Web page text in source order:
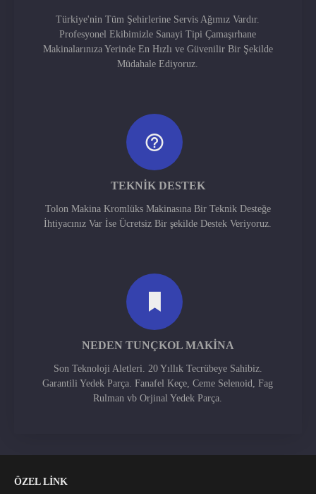
Türkiye'nin Tüm Şehirlerine Servis Ağımız Vardır.
Profesyonel Ekibimizle Sanayi Tipi Çamaşırhane
Makinalarınıza Yerinde En Hızlı ve Güvenilir Bir Şekilde
Müdahale Ediyoruz.
TEKNIK DESTEK
Tolon Makina Kromlüks Makinasına Bir Teknik Desteğe
İhtiyacınız Var İse Ücretsiz Bir şekilde Destek Veriyoruz.
NEDEN TUNÇKOL MAKINA
Son Teknoloji Aletleri. 20 Yıllık Tecrübeye Sahibiz.
Garantili Yedek Parça. Fanafel Keçe, Ceme Selenoid, Fag
Rulman vb Orjinal Yedek Parça.
ÖZEL LİNK